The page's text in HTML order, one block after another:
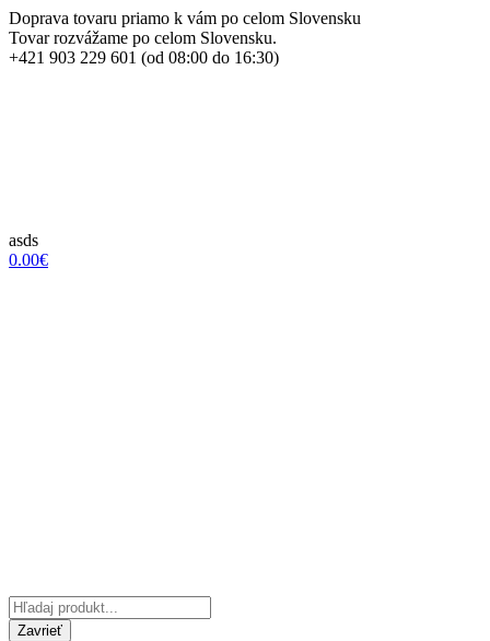
Doprava tovaru priamo k vám po celom Slovensku
Tovar rozvážame po celom Slovensku.
+421 903 229 601 (od 08:00 do 16:30)
asds
0.00€
Zavrieť